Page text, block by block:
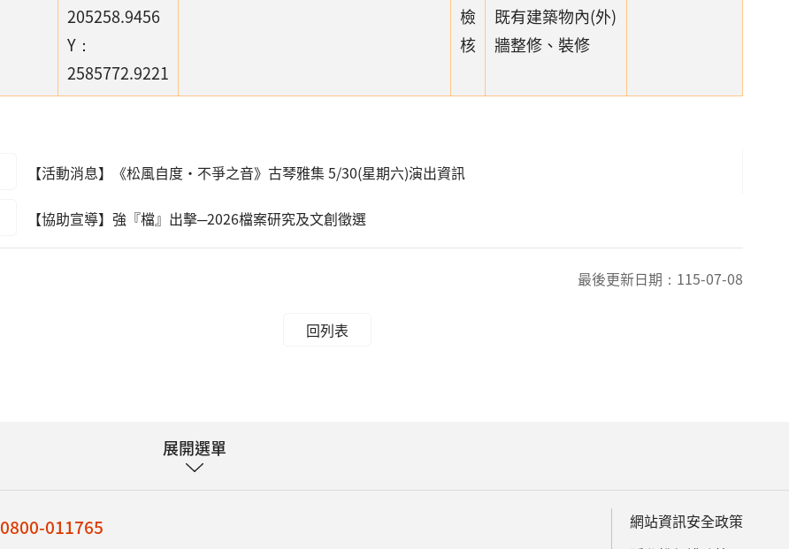
205258.9456
Y：
2585772.9221
檢
核
既有建築物內(外)
牆整修、裝修
【活動消息】《松風自度·不爭之音》古琴雅集 5/30(星期六)演出資訊
【協助宣導】強『檔』出擊─2026檔案研究及文創徵選
最後更新日期： 115-07-08
回列表
展開選單
0800-011765
網站資訊安全政策